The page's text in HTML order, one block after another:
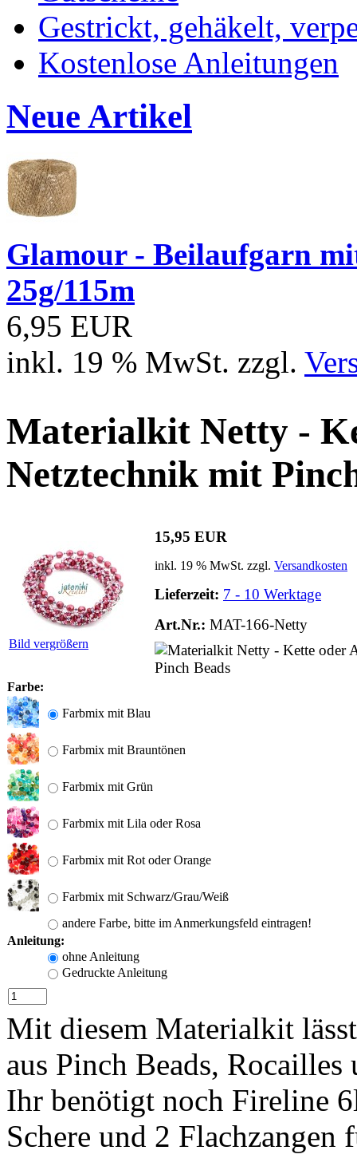
Gestrickt, gehäkelt,
Kostenlose Anleitungen
Neue Artikel
Glamour - Beilaufgarn
25g/115m
6,95 EUR
inkl. 19 % MwSt. zzgl.
Materialkit Netty -
Netztechnik mit
Bild vergrößern
15,95 EUR
inkl. 19 % MwSt. zzgl. Versandkosten
Lieferzeit: 7 - 10 Werktage
Art.Nr.: MAT-166-Netty
Farbe:
Farbmix mit Blau
Farbmix mit Brauntönen
Farbmix mit Grün
Farbmix mit Lila oder Rosa
Farbmix mit Rot oder Orange
Farbmix mit Schwarz/Grau/Weiß
andere Farbe, bitte im Anmerkungsfeld eintragen!
Anleitung:
ohne Anleitung
Gedruckte Anleitung
Mit diesem Materialkit
aus Pinch Beads,
Ihr benötigt noch Fireline
Schere und 2 Flachzangen